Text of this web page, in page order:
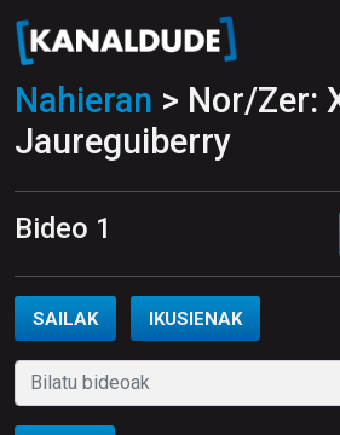
Nahieran > Nor/Zer:
Jaureguiberry
Bideo 1
SAILAK IKUSIENAK